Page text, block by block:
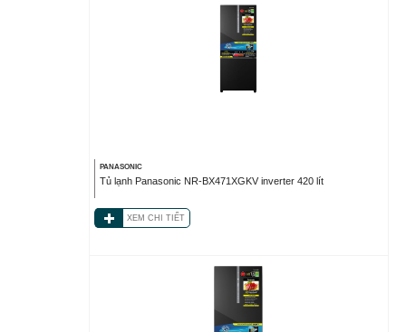
PANASONIC
Tủ lạnh Panasonic NR-BX471XGKV inverter 420 lít
XEM CHI TIẾT